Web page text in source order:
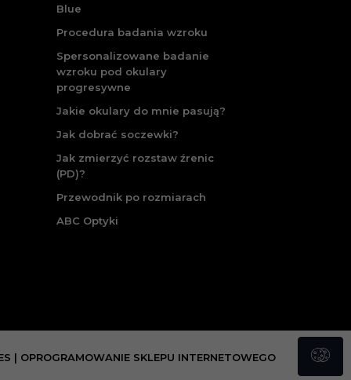
Blue
Procedura badania wzroku
Spersonalizowane badanie
wzroku pod okulary
progresywne
Jakie okulary do mnie pasują?
Jak dobrać soczewki?
Jak zmierzyć rozstaw źrenic
(PD)?
Przewodnik po rozmiarach
ABC Optyki
| OPROGRAMOWANIE SKLEPU INTERNETOWEGO